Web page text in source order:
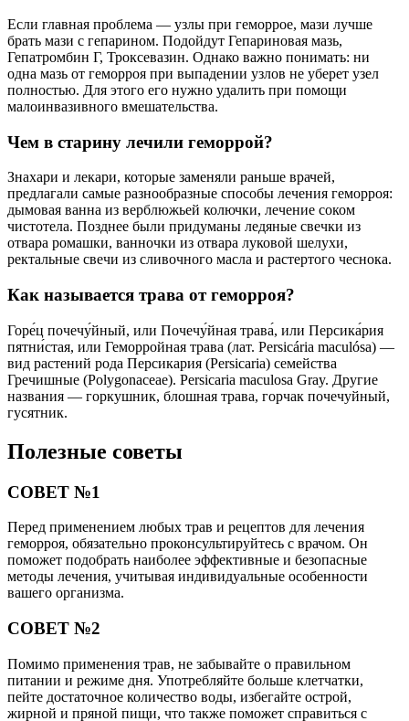
Если главная проблема — узлы при геморрое, мази лучше
брать мази с гепарином. Подойдут Гепариновая мазь,
Гепатромбин Г, Троксевазин. Однако важно понимать: ни
одна мазь от геморроя при выпадении узлов не уберет узел
полностью. Для этого его нужно удалить при помощи
малоинвазивного вмешательства.
Чем в старину лечили геморрой?
Знахари и лекари, которые заменяли раньше врачей,
предлагали самые разнообразные способы лечения геморроя:
дымовая ванна из верблюжьей колючки, лечение соком
чистотела. Позднее были придуманы ледяные свечки из
отвара ромашки, ванночки из отвара луковой шелухи,
ректальные свечи из сливочного масла и растертого чеснока.
Как называется трава от геморроя?
Горе́ц почечу́йный, или Почечу́йная трава́, или Персика́рия
пятни́стая, или Геморройная трава (лат. Persicária maculósa) —
вид растений рода Персикария (Persicaria) семейства
Гречишные (Polygonaceae). Persicaria maculosa Gray. Другие
названия — горкушник, блошная трава, горчак почечуйный,
гусятник.
Полезные советы
СОВЕТ №1
Перед применением любых трав и рецептов для лечения
геморроя, обязательно проконсультируйтесь с врачом. Он
поможет подобрать наиболее эффективные и безопасные
методы лечения, учитывая индивидуальные особенности
вашего организма.
СОВЕТ №2
Помимо применения трав, не забывайте о правильном
питании и режиме дня. Употребляйте больше клетчатки,
пейте достаточное количество воды, избегайте острой,
жирной и пряной пищи, что также поможет справиться с